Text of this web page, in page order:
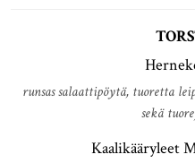
runsas salaattipöytä, tuoretta
sekä
Kaalikääryleet